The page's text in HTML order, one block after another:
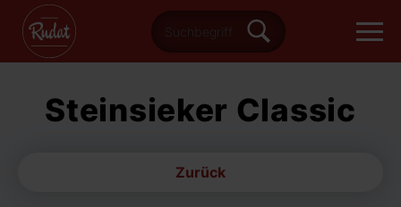
Steinsieker Classic
Zurück